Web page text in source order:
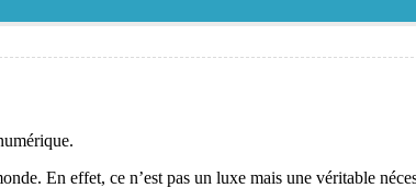
En effet, ce n’est pas un luxe mais une véritable